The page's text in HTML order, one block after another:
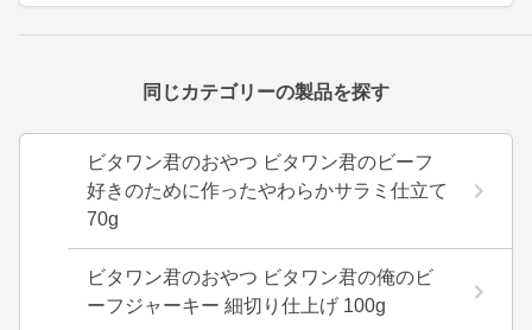
同じカテゴリーの製品を探す
ビタワン君のおやつ ビタワン君のビーフ
好きのために作ったやわらかサラミ仕立て
70g
ビタワン君のおやつ ビタワン君の俺のビ
ーフジャーキー 細切り仕上げ 100g